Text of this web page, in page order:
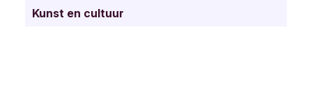
Kunst en cultuur